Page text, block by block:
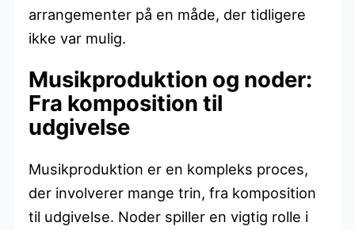
arrangementer på en måde, der tidligere
ikke var mulig.
Musikproduktion og noder:
Fra komposition til
udgivelse
Musikproduktion er en kompleks proces,
der involverer mange trin, fra komposition
til udgivelse. Noder spiller en vigtig rolle i